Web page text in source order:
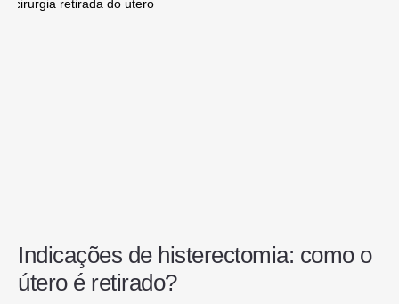
Indicações de histerectomia: como o
útero é retirado?